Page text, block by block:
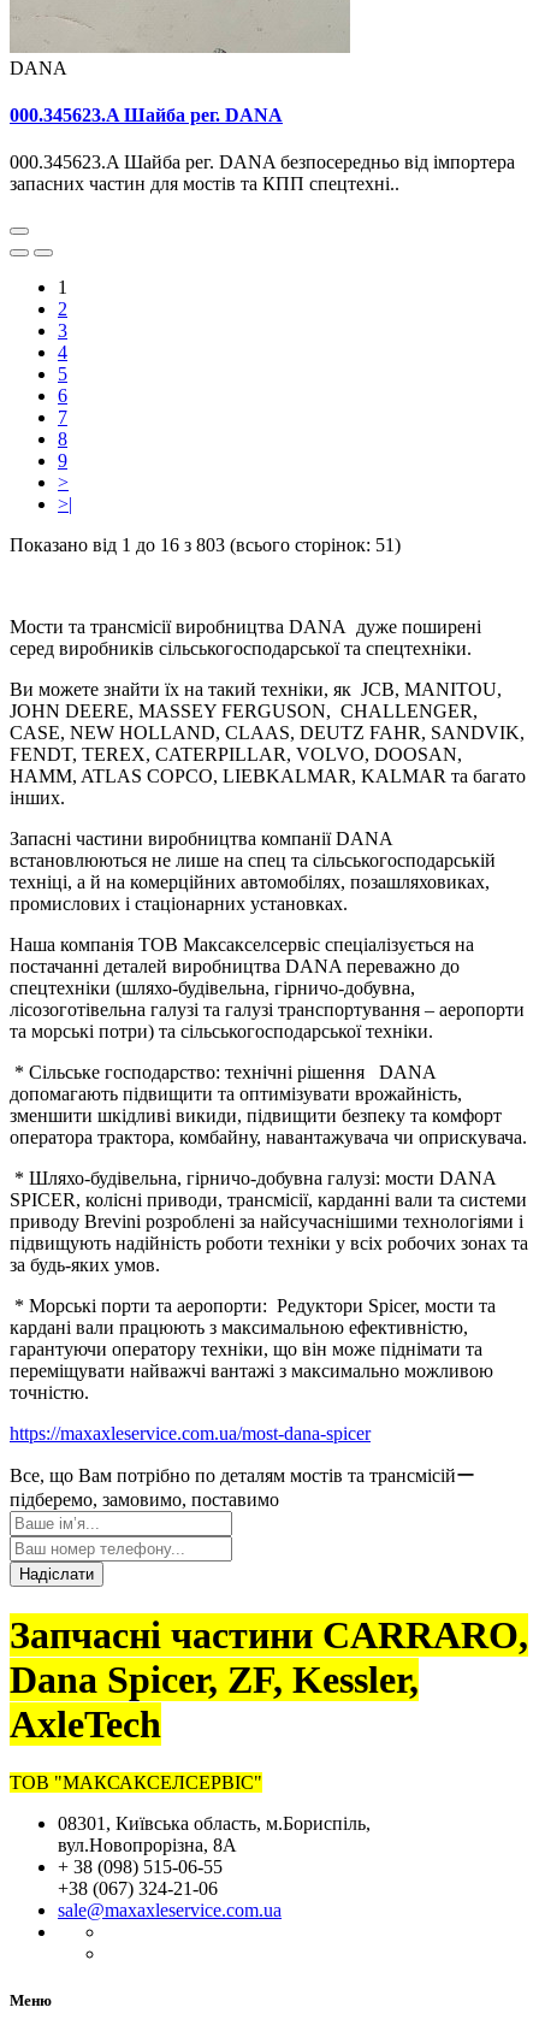
DANA
000.345623.A Шайба рег. DANA
000.345623.A Шайба рег. DANA безпосередньо від імпортера
запасних частин для мостів та КПП спецтехні..
1
2
3
4
5
6
7
8
9
>
>|
Показано від 1 до 16 з 803 (всього сторінок: 51)
Мости та трансмісії виробництва DANA дуже поширені
серед виробників сільськогосподарської та спецтехніки.
Ви можете знайти їх на такий техніки, як JCB, MANITOU,
JOHN DEERE, MASSEY FERGUSON, CHALLENGER,
CASE, NEW HOLLAND, CLAAS, DEUTZ FAHR, SANDVIK,
FENDT, TEREX, CATERPILLAR, VOLVO, DOOSAN,
HAMM, ATLAS COPCO, LIEBKALMAR, KALMAR та багато
інших.
Запасні частини виробництва компанії DANA
встановлюються не лише на спец та сільськогосподарській
техніці, а й на комерційних автомобілях, позашляховиках,
промислових і стаціонарних установках.
Наша компанія ТОВ Максакселсервіс спеціалізується на
постачанні деталей виробництва DANA переважно до
спецтехніки (шляхо-будівельна, гірничо-добувна,
лісозоготівельна галузі та галузі транспортування – аеропорти
та морські потри) та сільськогосподарської техніки.
* Сільське господарство: технічні рішення DANA
допомагають підвищити та оптимізувати врожайність,
зменшити шкідливі викиди, підвищити безпеку та комфорт
оператора трактора, комбайну, навантажувача чи оприскувача.
* Шляхо-будівельна, гірничо-добувна галузі: мости DANA
SPICER, колісні приводи, трансмісії, карданні вали та системи
приводу Brevini розроблені за найсучаснішими технологіями і
підвищують надійність роботи техніки у всіх робочих зонах та
за будь-яких умов.
* Морські порти та аеропорти: Редуктори Spicer, мости та
кардані вали працюють з максимальною ефективністю,
гарантуючи оператору техніки, що він може піднімати та
переміщувати найважчі вантажі з максимально можливою
точністю.
https://maxaxleservice.com.ua/most-dana-spicer
Все, що Вам потрібно по деталям мостів та трансмісійー
підберемо, замовимо, поставимо
Надіслати
Запчасні частини CARRARO,
Dana Spicer, ZF, Kessler,
AxleTech
ТОВ "МАКСАКСЕЛСЕРВІС"
08301, Київська область, м.Бориспіль,
вул.Новопрорізна, 8А
+ 38 (098) 515-06-55
+38 (067) 324-21-06
sale@maxaxleservice.com.ua
Меню